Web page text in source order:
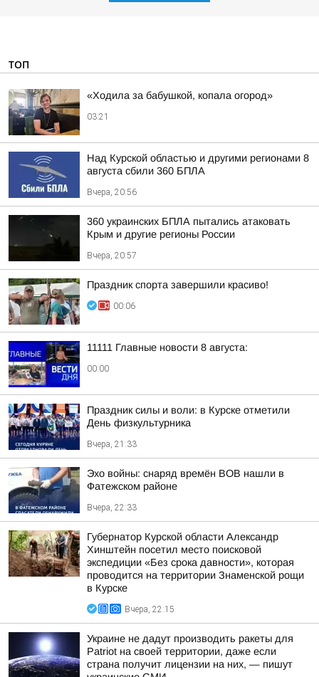
ТОП
«Ходила за бабушкой, копала огород»
03:21
Над Курской областью и другими регионами 8
августа сбили 360 БПЛА
Вчера, 20:56
360 украинских БПЛА пытались атаковать
Крым и другие регионы России
Вчера, 20:57
Праздник спорта завершили красиво!
00:06
11111 Главные новости 8 августа:
00:00
Праздник силы и воли: в Курске отметили
День физкультурника
Вчера, 21:33
Эхо войны: снаряд времён ВОВ нашли в
Фатежском районе
Вчера, 22:33
Губернатор Курской области Александр
Хинштейн посетил место поисковой
экспедиции «Без срока давности», которая
проводится на территории Знаменской рощи
в Курске
Вчера, 22:15
Украине не дадут производить ракеты для
Patriot на своей территории, даже если
страна получит лицензии на них, — пишут